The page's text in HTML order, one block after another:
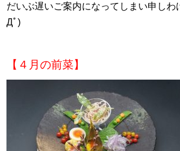
だいぶ遅いご案内になってしまい申しわ
Дﾟ)
【４月の前菜】